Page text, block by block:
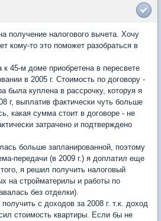
получение налогового вычета. Хочу
кому-то это поможет разобраться в
к 45-м доме приобретена в пересвете
в 2005 г. Стоимость по договору -
была куплена в рассрочку, которуя я
г, выплатив фактически чуть больше
какая сумма стоит в договоре - не
затрачено и подтверждено
больше запланированной, поэтому
передачи (в 2009 г.) я доплатил еще
я решил получить налоговый
на стройматерилы и работы по
без отделки).
с доходов за 2008 г. т.к. доход
стоимость квартиры. Если бы не